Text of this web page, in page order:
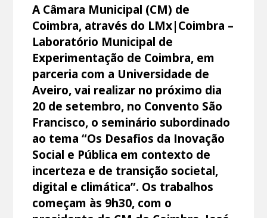
A Câmara Municipal (CM) de
Coimbra, através do LMx|Coimbra –
Laboratório Municipal de
Experimentação de Coimbra, em
parceria com a Universidade de
Aveiro, vai realizar no próximo dia
20 de setembro, no Convento São
Francisco, o seminário subordinado
ao tema “Os Desafios da Inovação
Social e Pública em contexto de
incerteza e de transição societal,
digital e climática”. Os trabalhos
começam às 9h30, com o